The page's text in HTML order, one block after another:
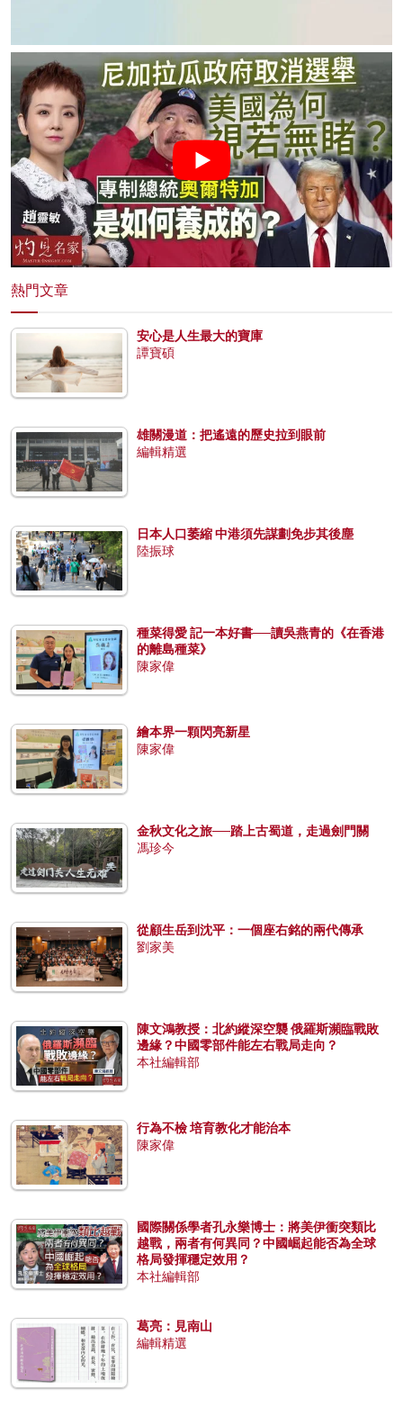
熱門文章
安心是人生最大的寶庫
譚寶碩
雄關漫道：把遙遠的歷史拉到眼前
編輯精選
日本人口萎縮 中港須先謀劃免步其後塵
陸振球
種菜得愛 記一本好書──讀吳燕青的《在香港
的離島種菜》
陳家偉
繪本界一顆閃亮新星
陳家偉
金秋文化之旅──踏上古蜀道，走過劍門關
馮珍今
從顧生岳到沈平：一個座右銘的兩代傳承
劉家美
陳文鴻教授：北約縱深空襲 俄羅斯瀕臨戰敗
邊緣？中國零部件能左右戰局走向？
本社編輯部
行為不檢 培育教化才能治本
陳家偉
國際關係學者孔永樂博士：將美伊衝突類比
越戰，兩者有何異同？中國崛起能否為全球
格局發揮穩定效用？
本社編輯部
葛亮：見南山
編輯精選